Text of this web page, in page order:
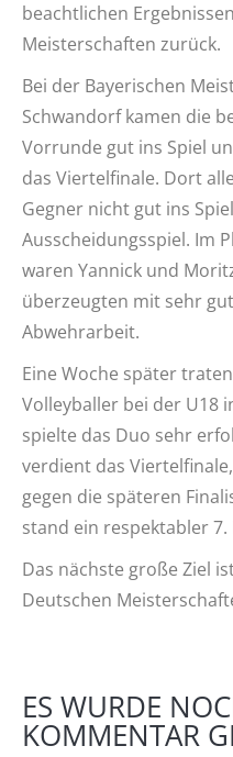
beachtlichen
Meisterschaften zurück.
Bei der Bayerischen
Schwandorf kamen die
Vorrunde gut ins Spiel
das Viertelfinale. Dort
Gegner nicht gut ins
Ausscheidungsspiel. Im
waren Yannick und
überzeugten mit sehr
Abwehrarbeit.
Eine Woche später
Volleyballer bei der U18
spielte das Duo sehr
verdient das
gegen die späteren
stand ein respektabler 7.
Das nächste große Ziel
Deutschen
ES WURDE
KOMMENTAR